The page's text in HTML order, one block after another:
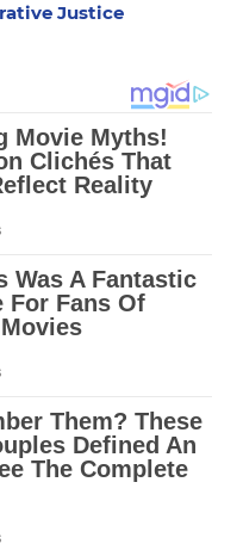
Justice